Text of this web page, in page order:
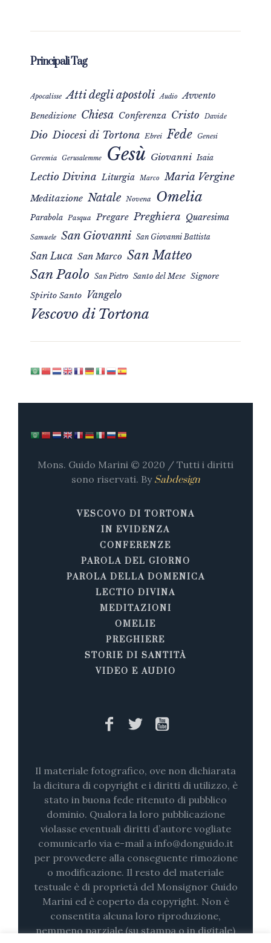
Principali Tag
Apocalisse Atti degli apostoli Audio Avvento
Benedizione Chiesa Conferenza Cristo Davide
Dio Diocesi di Tortona Ebrei Fede Genesi
Geremia Gerusalemme Gesù Giovanni Isaia
Lectio Divina Liturgia Marco Maria Vergine
Meditazione Natale Novena Omelia
Parabola Pasqua Pregare Preghiera Quaresima
Samuele San Giovanni San Giovanni Battista
San Luca San Marco San Matteo
San Paolo San Pietro Santo del Mese Signore
Spirito Santo Vangelo
Vescovo di Tortona
Mons. Guido Marini © 2020 / Tutti i diritti
sono riservati. By Sabdesign
VESCOVO DI TORTONA
IN EVIDENZA
CONFERENZE
PAROLA DEL GIORNO
PAROLA DELLA DOMENICA
LECTIO DIVINA
MEDITAZIONI
OMELIE
PREGHIERE
STORIE DI SANTITÀ
VIDEO E AUDIO
Il materiale fotografico, ove non dichiarata
la dicitura di copyright e i diritti di utilizzo, è
stato in buona fede ritenuto di pubblico
dominio. Qualora la loro pubblicazione
violasse eventuali diritti d’autore vogliate
comunicarlo via e-mail a info@donguido.it
per provvedere alla conseguente rimozione
o modificazione. Il resto del materiale
testuale è di proprietà del Monsignor Guido
Marini ed è coperto da copyright. Non è
consentita alcuna loro riproduzione,
nemmeno parziale (su stampa o in digitale)